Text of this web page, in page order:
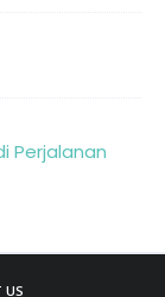
Perjalanan
US